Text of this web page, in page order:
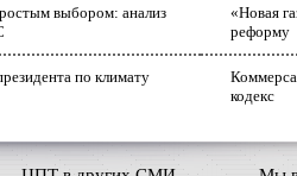
выбором: анализ
«Новая
реформу
по климату
кодекс